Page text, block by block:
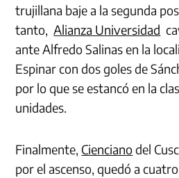
trujillana baje a la segunda
tanto,Alianza Universidad
ante Alfredo Salinas en la
Espinar con dos goles de
por lo que se estancó en la
unidades.
Finalmente, Ciencianodel
por el ascenso, quedó a